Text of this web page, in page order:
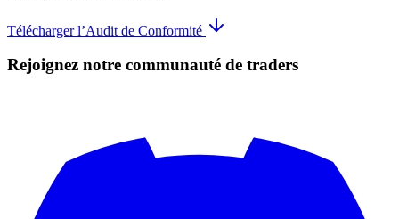
Télécharger l’Audit de Conformité
Rejoignez notre communauté de traders